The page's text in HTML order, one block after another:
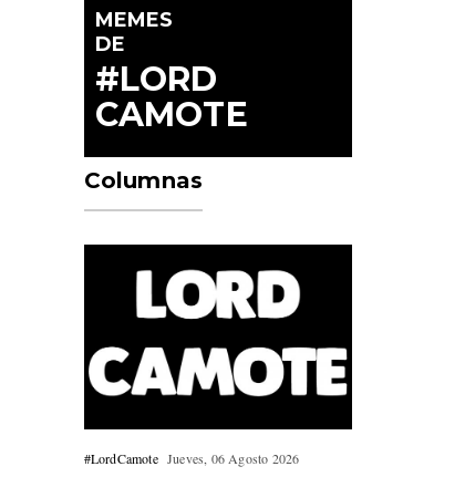
MEMES
DE
#LORD
CAMOTE
Columnas
#LordCamote Jueves, 06 Agosto 2026